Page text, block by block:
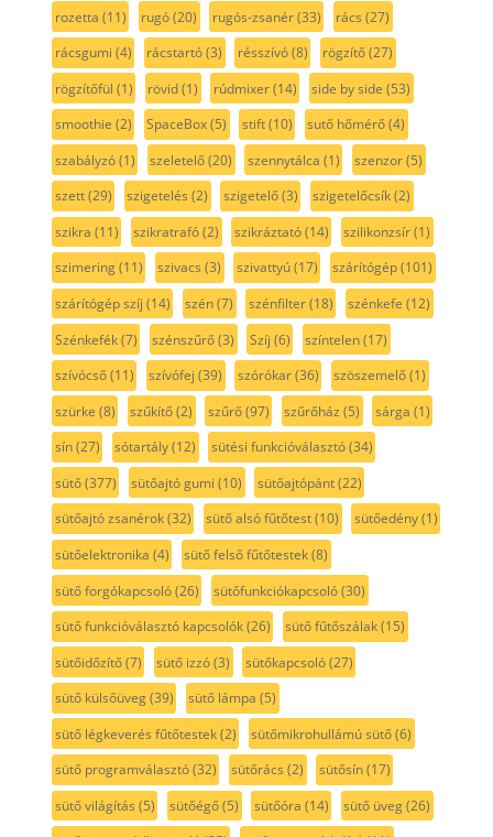
rozetta (11) rugó(20) rugós-zsanér(33) rács (27)
rácsgumi (4) rácstartó(3) résszívó(8) rögzítő(27)
rögzítőfül (1) rövid(1) rúdmixer(14) side by side (53)
smoothie (2) SpaceBox(5) stift(10) sutő hőmérő(4)
szabályzó(1) szeletelő(20) szennytálca (1) szenzor(5)
szett(29) szigetelés (2) szigetelő(3) szigetelőcsík(2)
szikra (11) szikratrafó(2) szikráztató(14) szilikonzsír(1)
szimering(11) szivacs (3) szivattyú(17) szárítógép(101)
szárítógép szíj (14) szén(7) szénfilter(18) szénkefe (12)
Szénkefék(7) szénszűrő(3) Szíj (6) színtelen(17)
szívócső(11) szívófej (39) szórókar(36) szöszemelő(1)
szürke (8) szűkítő(2) szűrő(97) szűrőház (5) sárga (1)
sín(27) sótartály(12) sütési funkcióválasztó(34)
sütő(377) sütőajtó gumi (10) sütőajtópánt(22)
sütőajtó zsanérok(32) sütő alsó fűtőtest(10) sütőedény(1)
sütőelektronika (4) sütő felső fűtőtestek(8)
sütő forgókapcsoló(26) sütőfunkciókapcsoló(30)
sütő funkcióválasztó kapcsolók(26) sütő fűtőszálak(15)
sütőidőzítő(7) sütő izzó(3) sütőkapcsoló(27)
sütő külsőüveg(39) sütő lámpa (5)
sütő légkeverés fűtőtestek(2) sütőmikrohullámú sütő(6)
sütő programválasztó(32) sütőrács (2) sütősín(17)
sütő világítás (5) sütőégő(5) sütőóra (14) sütő üveg(26)